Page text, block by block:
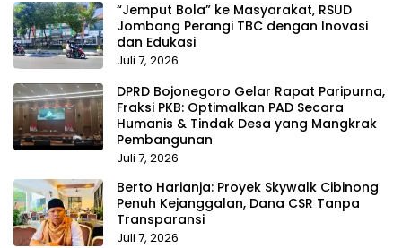
“Jemput Bola” ke Masyarakat, RSUD
Jombang Perangi TBC dengan Inovasi
dan Edukasi
Juli 7, 2026
DPRD Bojonegoro Gelar Rapat Paripurna,
Fraksi PKB: Optimalkan PAD Secara
Humanis & Tindak Desa yang Mangkrak
Pembangunan
Juli 7, 2026
Berto Harianja: Proyek Skywalk Cibinong
Penuh Kejanggalan, Dana CSR Tanpa
Transparansi
Juli 7, 2026